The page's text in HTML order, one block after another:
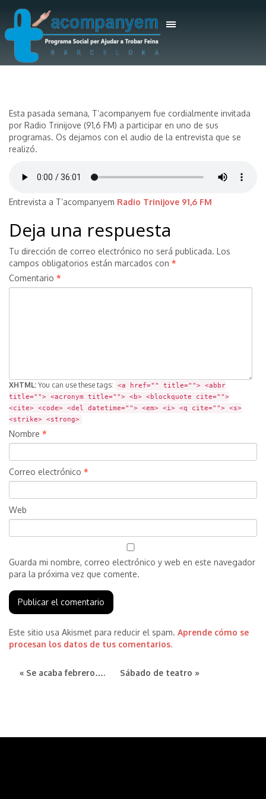
Esta pasada semana, T’acompanyem fue cordialmente invitada
por Radio Trinijove (91,6 FM) a participar en uno de sus
programas. Os dejamos con el audio de la entrevista que se
realizó.
Entrevista a T’acompanyem Radio Trinijove 91,6 FM
Deja una respuesta
Tu dirección de correo electrónico no será publicada. Los
campos obligatorios están marcados con *
Comentario *
XHTML: You can use these tags:
<a href="" title=""> <abbr
title=""> <acronym title=""> <b> <blockquote cite="">
<cite> <code> <del datetime=""> <em> <i> <q cite=""> <s>
<strike> <strong>
Nombre *
Correo electrónico *
Web
Guarda mi nombre, correo electrónico y web en este navegador
para la próxima vez que comente.
Este sitio usa Akismet para reducir el spam. Aprende cómo se
procesan los datos de tus comentarios.
« Se acaba febrero…. Sábado de teatro »